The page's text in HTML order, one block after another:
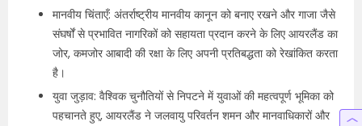
मानवीय चिंताएँ: अंतर्राष्ट्रीय मानवीय कानून को बनाए रखने और गाजा जैसे
संघर्षों से प्रभावित नागरिकों को सहायता प्रदान करने के लिए आयरलैंड का
जोर, कमजोर आबादी की रक्षा के लिए अपनी प्रतिबद्धता को रेखांकित करता
है।
युवा जुड़ाव: वैश्विक चुनौतियों से निपटने में युवाओं की महत्वपूर्ण भूमिका को
पहचानते हुए, आयरलैंड ने जलवायु परिवर्तन शमन और मानवाधिकारों और